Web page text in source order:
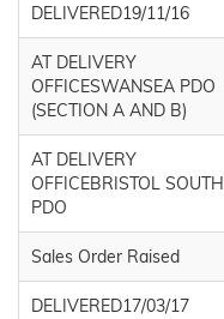
DELIVERED19/11/16
AT DELIVERY
OFFICESWANSEA PDO
(SECTION A AND B)
AT DELIVERY
OFFICEBRISTOL SOUTH
PDO
Sales Order Raised
DELIVERED17/03/17